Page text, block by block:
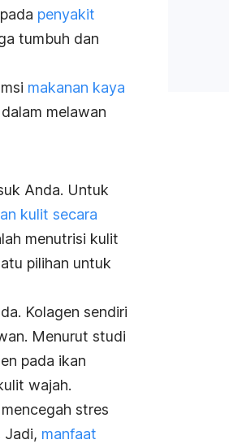
penyakit
tumbuh dan
makanan kaya
dalam melawan
Anda. Untuk
kulit secara
menutrisi kulit
pilihan untuk
Kolagen sendiri
Menurut studi
pada ikan
wajah.
stres
Jadi, manfaat